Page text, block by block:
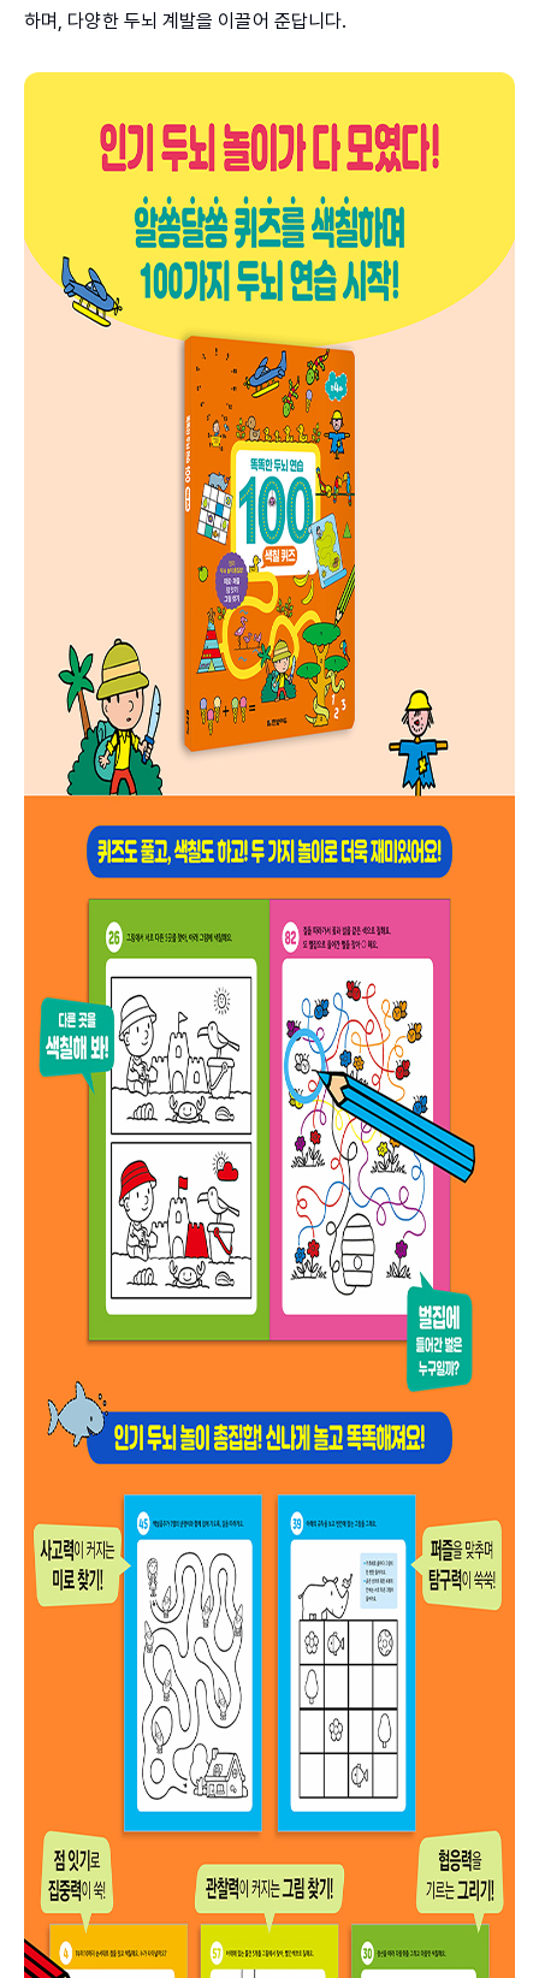
하며, 다양한 두뇌 계발을 이끌어 준답니다.